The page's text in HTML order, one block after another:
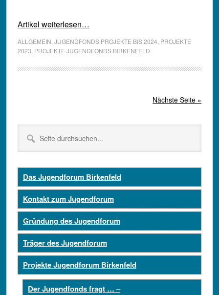
Artikel weiterlesen…
ALLGEMEIN JUGENDFONDS PROJEKTE BIS 2024 PROJEKTE
2023 PROJEKTE JUGENDFONDS BIRKENFELD
Nächste Seite »
Seitenspalte
durchsuchen...
Das Jugendforum Birkenfeld
Kontakt zum Jugendforum
Gründung des Jugendforum
Träger des Jugendforum
Projekte Jugendforum Birkenfeld
Der Jugendfonds fragt … –